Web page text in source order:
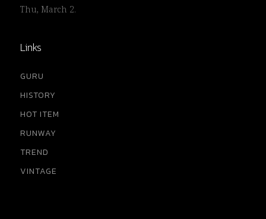
Thu, March 2.
Links
GURU
HISTORY
HOT ITEM
RUNWAY
TREND
VINTAGE